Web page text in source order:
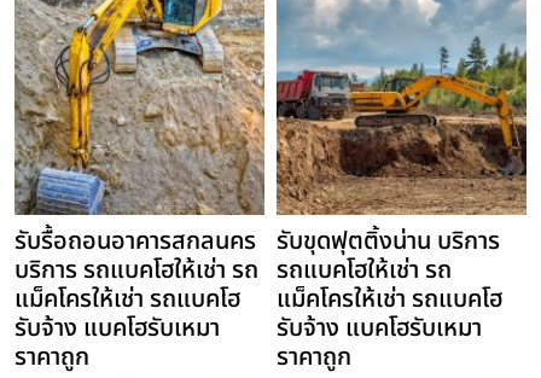
รับรื้อถอนอาคารสกลนคร
บริการ รถแบคโฮให้เช่า รถ
แม็คโครให้เช่า รถแบคโฮ
รับจ้าง แบคโฮรับเหมา
ราคาถูก
รับขุดฟุตติ้งน่าน บริการ
รถแบคโฮให้เช่า รถ
แม็คโครให้เช่า รถแบคโฮ
รับจ้าง แบคโฮรับเหมา
ราคาถูก